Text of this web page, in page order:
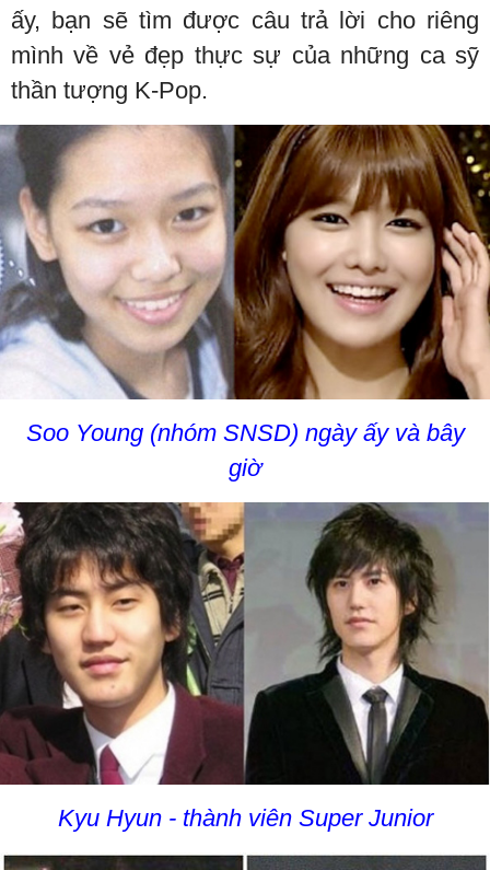
ấy, bạn sẽ tìm được câu trả lời cho riêng
mình về vẻ đẹp thực sự của những ca sỹ
thần tượng K-Pop.
Soo Young (nhóm SNSD) ngày ấy và bây
giờ
Kyu Hyun - thành viên Super Junior